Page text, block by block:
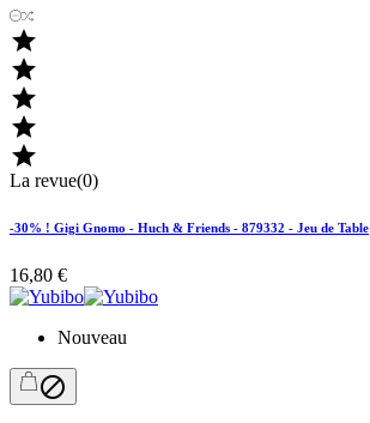





La revue(0)
-30% ! Gigi Gnomo - Huch & Friends - 879332 - Jeu de Table
16,80 €
Nouveau
